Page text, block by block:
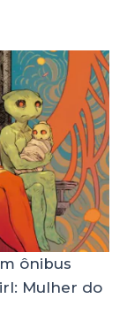
ônibus
Mulher do